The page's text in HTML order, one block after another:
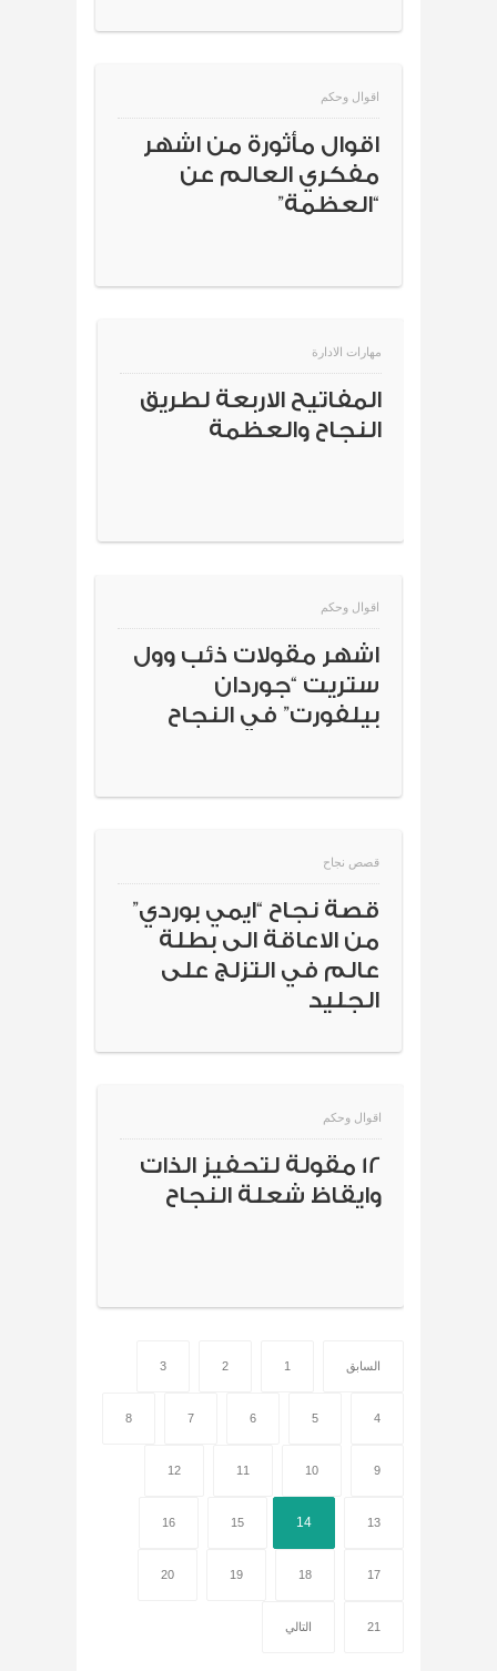
اقوال وحكم
اقوال مأثورة من اشهر
مفكري العالم عن
“العظمة”
مهارات الادارة
المفاتيح الاربعة لطريق
النجاح والعظمة
اقوال وحكم
اشهر مقولات ذئب وول
ستريت “جوردان
بيلفورت” في النجاح
قصص نجاح
قصة نجاح “ايمي بوردي”
من الاعاقة الى بطلة
عالم في التزلج على
الجليد
اقوال وحكم
12 مقولة لتحفيز الذات
وايقاظ شعلة النجاح
السابق 1
2
3
4
5
6
7
8
9
10
11
12
13
14
15
16
17
18
19
20
21 التالي